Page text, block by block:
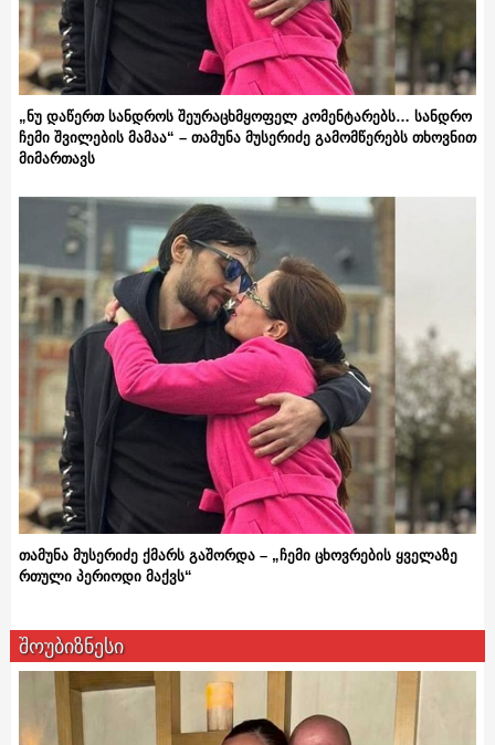
„ნუ დაწერთ სანდროს შეურაცხმყოფელ კომენტარებს… სანდრო
ჩემი შვილების მამაა“ – თამუნა მუსერიძე გამომწერებს თხოვნით
მიმართავს
თამუნა მუსერიძე ქმარს გაშორდა – „ჩემი ცხოვრების ყველაზე
რთული პერიოდი მაქვს“
შოუბიზნესი